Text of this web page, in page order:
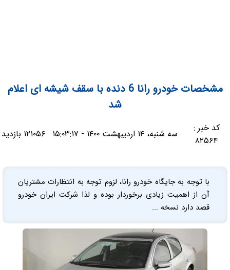
مشخصات خودرو رانا 6 دنده با سقف شیشه ای اعلام
شد
کد خبر :
۸۲۵۶۴
سه شنبه، ۱۴ اردیبهشت ۱۴۰۰ - ۱۵:۰۳:۱۷ ۱۲۱۰۵۶ بازدید
با توجه به جايگاه خودرو رانا، لزوم توجه به انتظارات مشتريان
آن از اهميت زیادی برخوردار بوده و لذا شركت ايران خودرو
قصد دارد نسخه ...